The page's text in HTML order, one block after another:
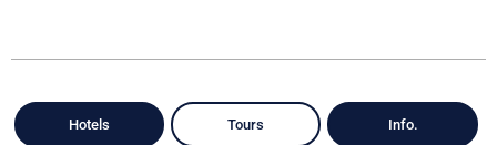
Hotels Tours Info.